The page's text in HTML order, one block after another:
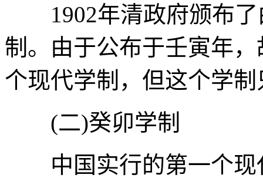
1902年清政府颁布了
制。由于公布于壬寅年
个现代学制，但这个学
(二)癸卯学制
中国实行的第一个现